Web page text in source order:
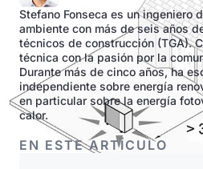
Stefano Fonseca es un ingeniero
ambiente con más de seis años
técnicos de construcción (TGA).
técnica con la pasión por la
Durante más de cinco años, ha
independiente sobre energía
en particular sobre la energía
calor.
EN ESTE ARTÍCULO